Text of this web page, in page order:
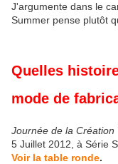
J'argumente dans le
Summer pense plutôt
Quelles
mode de
Journée de la Création
5 Juillet 2012, à Série
Voir la table ronde.